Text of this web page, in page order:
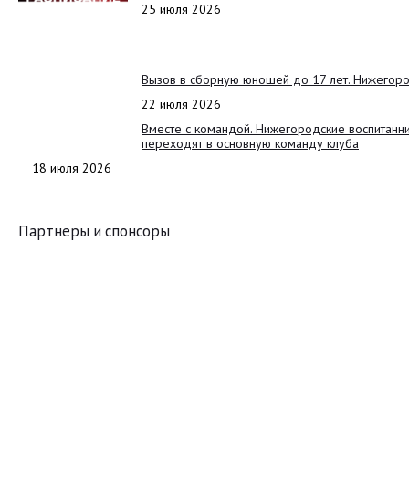
25 июля 2026
Вызов в сборную юношей до 17 лет.
22 июля 2026
Вместе с командой. Нижегородские
переходят в основную команду клуба
18 июля 2026
Партнеры и спонсоры